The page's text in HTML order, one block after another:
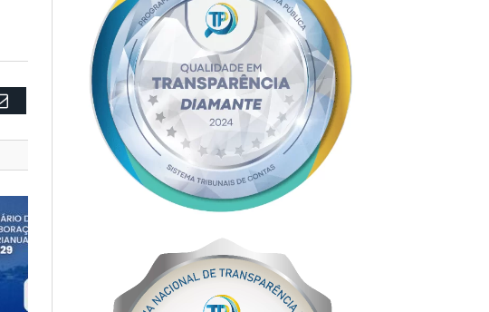
Email